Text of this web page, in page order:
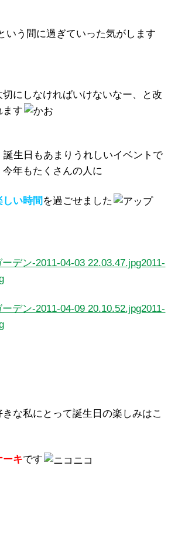
いう間に過ぎていった気がします
にしなければいけないなー、と改
ます
誕生日もあまりうれしいイベント で
年もたくさんの人に
しい時間 を過ごせました
な私にとって誕生日の楽しみはこ
ーキです